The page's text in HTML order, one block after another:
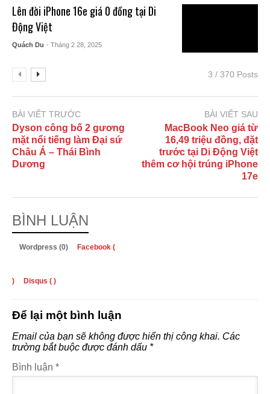
Lên đời iPhone 16e giá 0 đồng tại Di
Động Việt
Quách Du - Tháng 2 28, 2025
3 / 370 Posts
BÀI VIẾT TRƯỚC
Dyson công bố 2 gương
mặt nổi tiếng làm Đại sứ
Châu Á – Thái Bình
Dương
BÀI VIẾT SAU
MacBook Neo giá từ
16,49 triệu đồng, đặt
trước tại Di Động Việt
thêm cơ hội trúng iPhone
17e
BÌNH LUẬN
Wordpress (0) Facebook (
) Disqus ( )
Để lại một bình luận
Email của bạn sẽ không được hiển thị công khai. Các
trường bắt buộc được đánh dấu *
Bình luận *